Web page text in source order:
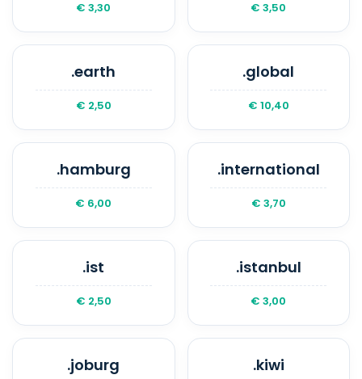
€ 3,30 € 3,50
.earth
€ 2,50
.global
€ 10,40
.hamburg
€ 6,00
.international
€ 3,70
.ist
€ 2,50
.istanbul
€ 3,00
.joburg .kiwi